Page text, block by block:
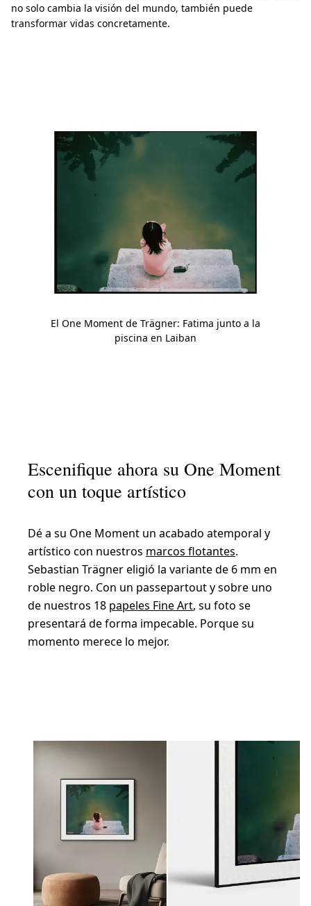
no solo cambia la visión del mundo, también puede
transformar vidas concretamente.
El One Moment de Trägner: Fatima junto a la
piscina en Laiban
Escenifique ahora su One Moment
con un toque artístico
Dé a su One Moment un acabado atemporal y
artístico con nuestros marcos flotantes.
Sebastian Trägner eligió la variante de 6 mm en
roble negro. Con un passepartout y sobre uno
de nuestros 18 papeles Fine Art, su foto se
presentará de forma impecable. Porque su
momento merece lo mejor.